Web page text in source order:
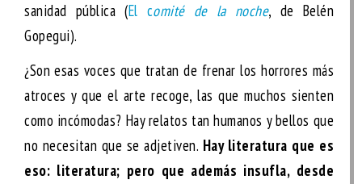
sanidad pública (El comité de la noche, de Belén
Gopegui).
¿Son esas voces que tratan de frenar los horrores más
atroces y que el arte recoge, las que muchos sienten
como incómodas? Hay relatos tan humanos y bellos que
no necesitan que se adjetiven. Hay literatura que es
eso: literatura; pero que además insufla, desde